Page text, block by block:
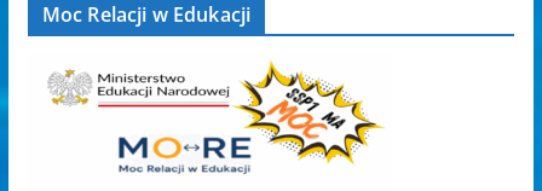
Moc Relacji w Edukacji